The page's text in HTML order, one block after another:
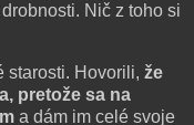
Nič z toho si
starosti. Hovorili, že
pretože sa na
a dám im celé svoje